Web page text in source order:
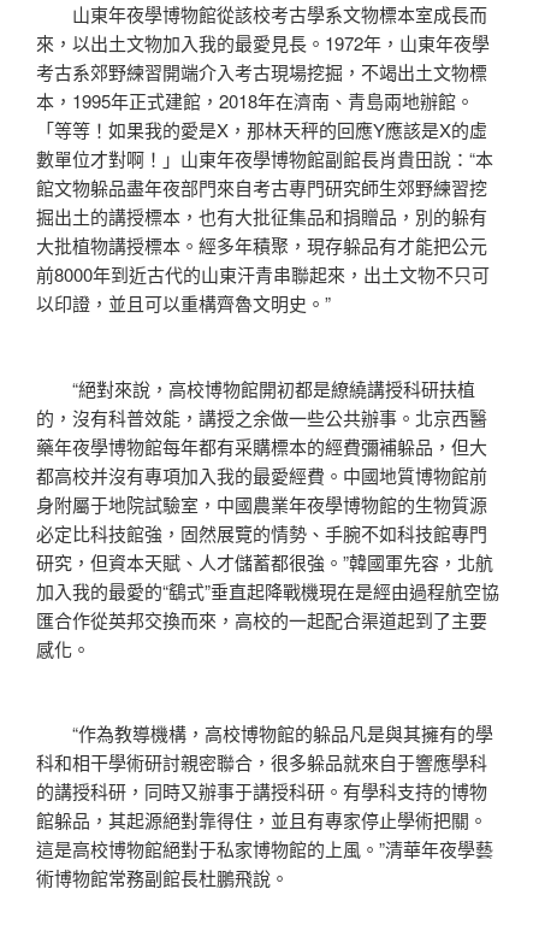
山東年夜學博物館從該校考古學系文物標本室成長而
來，以出土文物加入我的最愛見長。1972年，山東年夜學
考古系郊野練習開端介入考古現場挖掘，不竭出土文物標
本，1995年正式建館，2018年在濟南、青島兩地辦館。
「等等！如果我的愛是X，那林天秤的回應Y應該是X的虛
數單位才對啊！」山東年夜學博物館副館長肖貴田說：“本
館文物躲品盡年夜部門來自考古專門研究師生郊野練習挖
掘出土的講授標本，也有大批征集品和捐贈品，別的躲有
大批植物講授標本。經多年積聚，現存躲品有才能把公元
前8000年到近古代的山東汗青串聯起來，出土文物不只可
以印證，並且可以重構齊魯文明史。”
“絕對來說，高校博物館開初都是繚繞講授科研扶植
的，沒有科普效能，講授之余做一些公共辦事。北京西醫
藥年夜學博物館每年都有采購標本的經費彌補躲品，但大
都高校并沒有專項加入我的最愛經費。中國地質博物館前
身附屬于地院試驗室，中國農業年夜學博物館的生物質源
必定比科技館強，固然展覽的情勢、手腕不如科技館專門
研究，但資本天賦、人才儲蓄都很強。”韓國軍先容，北航
加入我的最愛的“鷂式”垂直起降戰機現在是經由過程航空協
匯合作從英邦交換而來，高校的一起配合渠道起到了主要
感化。
“作為教導機構，高校博物館的躲品凡是與其擁有的學
科和相干學術研討親密聯合，很多躲品就來自于響應學科
的講授科研，同時又辦事于講授科研。有學科支持的博物
館躲品，其起源絕對靠得住，並且有專家停止學術把關。
這是高校博物館絕對于私家博物館的上風。”清華年夜學藝
術博物館常務副館長杜鵬飛說。